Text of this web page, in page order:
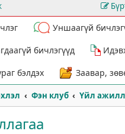
Уншаагүй
бичлэгүүд
бэлдэх
Заавар,
Фэн клуб Үйл